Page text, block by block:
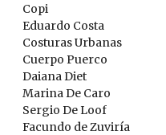
Copi
Eduardo Costa
Costuras Urbanas
Cuerpo Puerco
Daiana Diet
Marina De Caro
Sergio De Loof
Facundo de Zuviría